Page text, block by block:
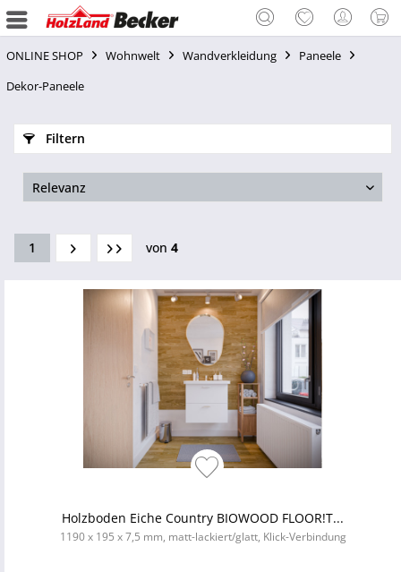
ONLINE SHOP Wohnwelt Wandverkleidung
Paneele
Dekor-Paneele
Filtern
1 von 4
Holzboden Eiche Country BIOWOOD FLOOR!T...
1190 x 195 x 7,5 mm, matt-lackiert/glatt, Klick-Verbindung